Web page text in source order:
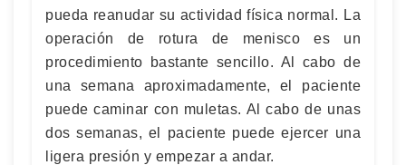
pueda reanudar su actividad física normal. La
operación de rotura de menisco es un
procedimiento bastante sencillo. Al cabo de
una semana aproximadamente, el paciente
puede caminar con muletas. Al cabo de unas
dos semanas, el paciente puede ejercer una
ligera presión y empezar a andar.